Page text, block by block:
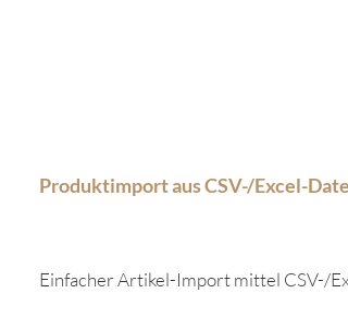
Produktimport aus CSV-/Excel-
Einfacher Artikel-Import mittel CSV-/